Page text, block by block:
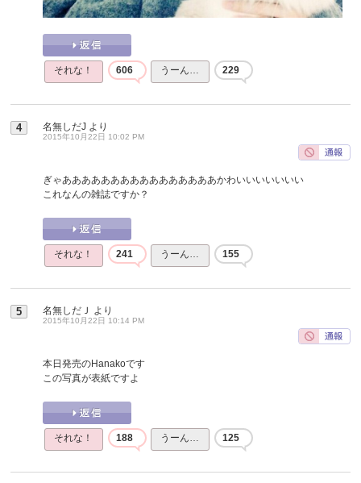
それな！ 606 うーん… 229
4 名無しだJ より
2015年10月22日 10:02 PM
ぎゃああああああああああああああああかわいいいいいいい
これなんの雑誌ですか？
それな！ 241 うーん… 155
5 名無しだＪ より
2015年10月22日 10:14 PM
本日発売のHanakoです
この写真が表紙ですよ
それな！ 188 うーん… 125